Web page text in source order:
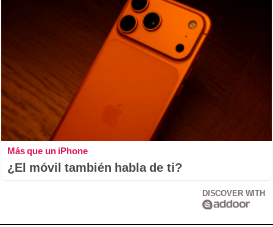
Más que un iPhone
¿El móvil también habla de ti?
DISCOVER WITH